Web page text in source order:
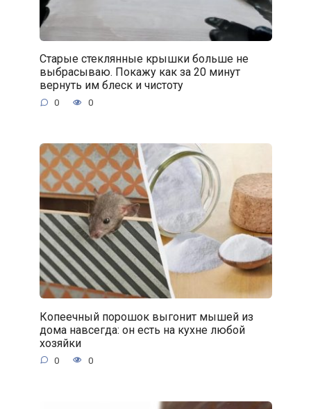
Старые стеклянные крышки больше не
выбрасываю. Покажу как за 20 минут
вернуть им блеск и чистоту
0 0
Копеечный порошок выгонит мышей из
дома навсегда: он есть на кухне любой
хозяйки
0 0